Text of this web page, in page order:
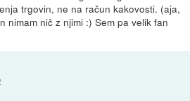
trgovin, ne na račun kakovosti. (aja,
nimam nič z njimi :) Sem pa velik fan